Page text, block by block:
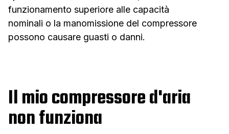
funzionamento superiore alle capacità
nominali o la manomissione del compressore
possono causare guasti o danni.
Il mio compressore d'aria
non funziona